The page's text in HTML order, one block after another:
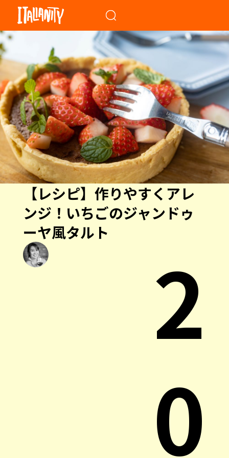
【レシピ】作りやすくアレ
ンジ！いちごのジャンドゥ
ーヤ風タルト
2
0